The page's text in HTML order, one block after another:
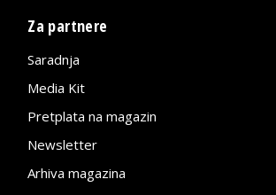
Za partnere
Saradnja
Media Kit
Pretplata na magazin
Newsletter
Arhiva magazina